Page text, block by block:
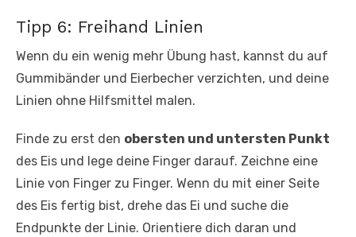
Tipp 6: Freihand Linien
Wenn du ein wenig mehr Übung hast, kannst du auf
Gummibänder und Eierbecher verzichten, und deine
Linien ohne Hilfsmittel malen.
Finde zu erst den obersten und untersten Punkt
des Eis und lege deine Finger darauf. Zeichne eine
Linie von Finger zu Finger. Wenn du mit einer Seite
des Eis fertig bist, drehe das Ei und suche die
Endpunkte der Linie. Orientiere dich daran und